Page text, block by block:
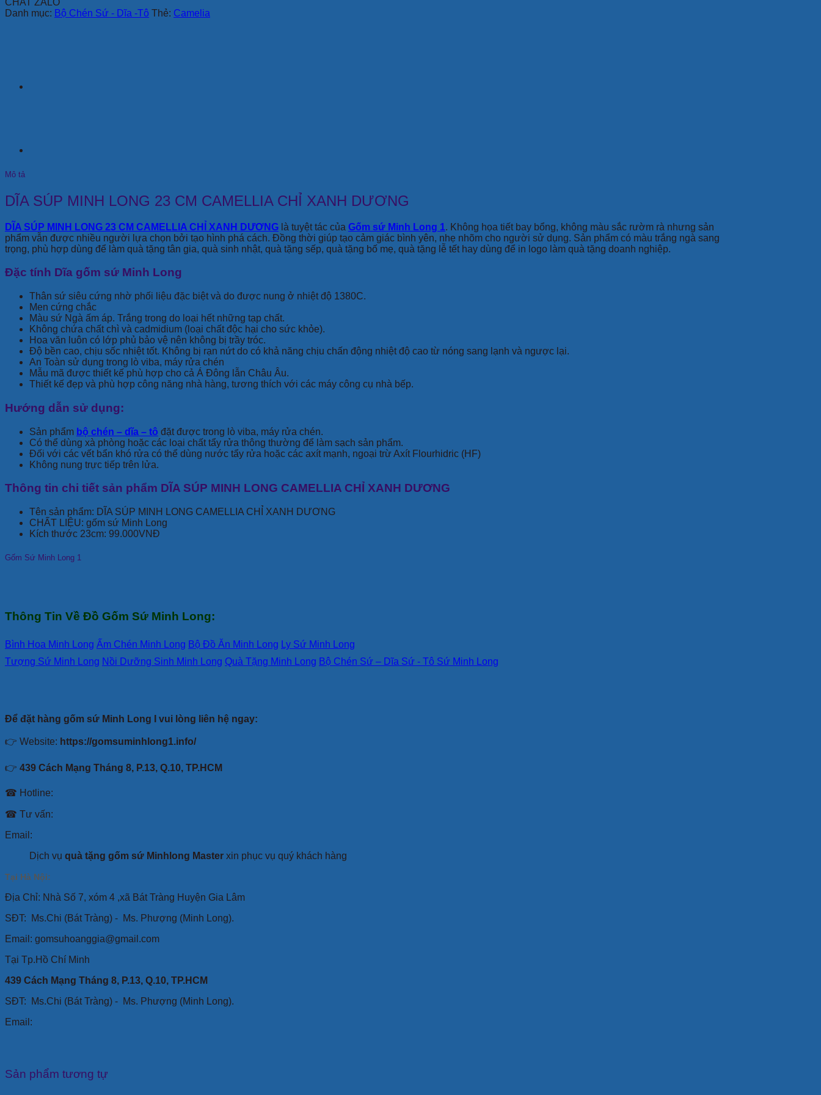
CHAT ZALO
Danh mục: Bộ Chén Sứ - Dĩa -Tô Thẻ: Camelia
Mô tả
DĨA SÚP MINH LONG 23 CM CAMELLIA CHỈ XANH DƯƠNG
DĨA SÚP MINH LONG 23 CM CAMELLIA CHỈ XANH DƯƠNG là tuyệt tác của Gốm sứ Minh Long 1. Không họa tiết bay bổng, không màu sắc rườm rà nhưng sản
phẩm vẫn được nhiều người lựa chọn bởi tạo hình phá cách. Đồng thời giúp tạo cảm giác bình yên, nhẹ nhõm cho người sử dụng. Sản phẩm có màu trắng ngà sang
trọng, phù hợp dùng để làm quà tặng tân gia, quà sinh nhật, quà tặng sếp, quà tặng bố mẹ, quà tặng lễ tết hay dùng để in logo làm quà tặng doanh nghiệp.
Đặc tính Dĩa gốm sứ Minh Long
Thân sứ siêu cứng nhờ phối liệu đặc biệt và do được nung ở nhiệt độ 1380C.
Men cứng chắc
Màu sứ Ngà ấm áp. Trắng trong do loại hết những tạp chất.
Không chứa chất chì và cadmidium (loại chất độc hại cho sức khỏe).
Hoa văn luôn có lớp phủ bảo vệ nên không bị trầy tróc.
Độ bền cao, chịu sốc nhiệt tốt. Không bị rạn nứt do có khả năng chịu chấn động nhiệt độ cao từ nóng sang lạnh và ngược lại.
An Toàn sử dụng trong lò viba, máy rửa chén
Mẫu mã được thiết kế phù hợp cho cả Á Đông lẫn Châu Âu.
Thiết kế đẹp và phù hợp công năng nhà hàng, tương thích với các máy công cụ nhà bếp.
Hướng dẫn sử dụng:
Sản phẩm bộ chén – dĩa – tô đặt được trong lò viba, máy rửa chén.
Có thể dùng xà phòng hoặc các loại chất tẩy rửa thông thường để làm sạch sản phẩm.
Đối với các vết bẩn khó rửa có thể dùng nước tẩy rửa hoặc các axít mạnh, ngoại trừ Axít Flourhidric (HF)
Không nung trực tiếp trên lửa.
Thông tin chi tiết sản phẩm DĨA SÚP MINH LONG CAMELLIA CHỈ XANH DƯƠNG
Tên sản phẩm: DĨA SÚP MINH LONG CAMELLIA CHỈ XANH DƯƠNG
CHẤT LIỆU: gốm sứ Minh Long
Kích thước 23cm: 99.000VNĐ
Gốm Sứ Minh Long 1
Thông Tin Về Đồ Gốm Sứ Minh Long:
Bình Hoa Minh Long Ấm Chén Minh Long Bộ Đồ Ăn Minh Long
Ly Sứ Minh Long
Tượng Sứ Minh Long Nồi Dưỡng Sinh Minh Long Quà Tặng Minh Long Bộ Chén Sứ – Dĩa Sứ - Tô Sứ Minh Long
Để đặt hàng gốm sứ Minh Long I vui lòng liên hệ ngay:
👉 Website: https://gomsuminhlong1.info/
👉 439 Cách Mạng Tháng 8, P.13, Q.10, TP.HCM
☎ Hotline:
☎ Tư vấn:
Email:
Dịch vụ quà tặng gốm sứ Minhlong Master xin phục vụ quý khách hàng
Tại Hà Nội:
Địa Chỉ: Nhà Số 7, xóm 4 ,xã Bát Tràng Huyện Gia Lâm
SĐT:
Ms.Chi (Bát Tràng) - Ms. Phượng (Minh Long).
Email: gomsuhoanggia@gmail.com
Tại Tp.Hồ Chí Minh
439 Cách Mạng Tháng 8, P.13, Q.10, TP.HCM
SĐT: Ms.Chi (Bát Tràng) - Ms. Phượng (Minh Long).
Email:
Sản phẩm tương tự